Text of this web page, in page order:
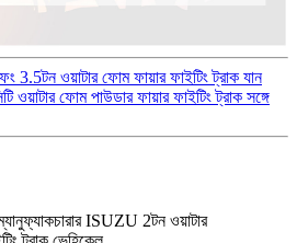
3.5টন ওয়াটার ফোম ফায়ার ফাইটিং ট্রাক যান
ওয়াটার ফোম পাউডার ফায়ার ফাইটিং ট্রাক সঙ্গে